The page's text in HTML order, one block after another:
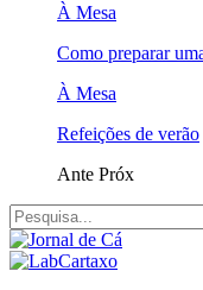
À Mesa
Como preparar
À Mesa
Refeições de verão
Ante Próx